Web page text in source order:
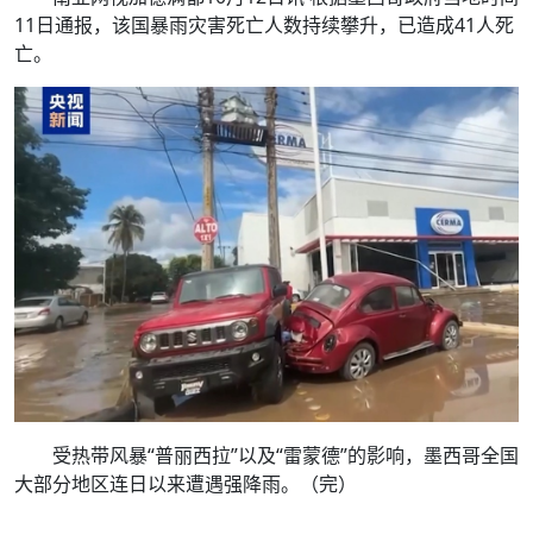
11日通报，该国暴雨灾害死亡人数持续攀升，已造成41人死
亡。
受热带风暴“普丽西拉”以及“雷蒙德”的影响，墨西哥全国
大部分地区连日以来遭遇强降雨。（完）